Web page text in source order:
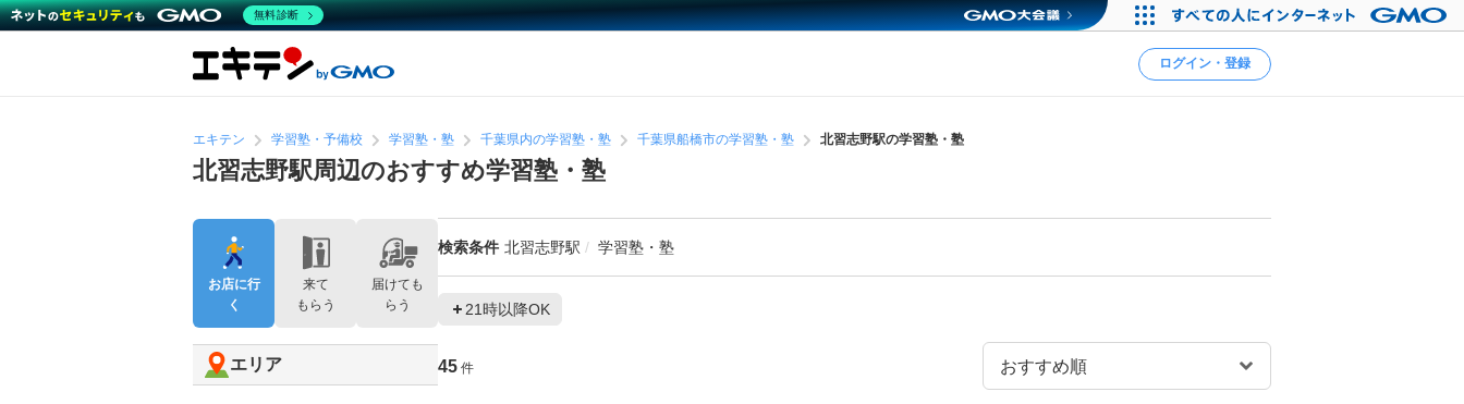
ログイン・登録
エキテン 学習塾・予備校 学習塾・塾 千葉県内の学習塾・塾 千葉県船橋市の学習塾・塾 北習志野駅の学習塾・塾
北習志野駅周辺のおすすめ学習塾・塾
検索条件 北習志野駅 学習塾・塾
21時以降OK
45 件
お店に行
く
来て
もらう
届けても
らう
エリア
無料診断